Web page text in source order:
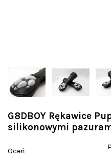
G8DBOY Rękawice
silikonowymi
Oceń